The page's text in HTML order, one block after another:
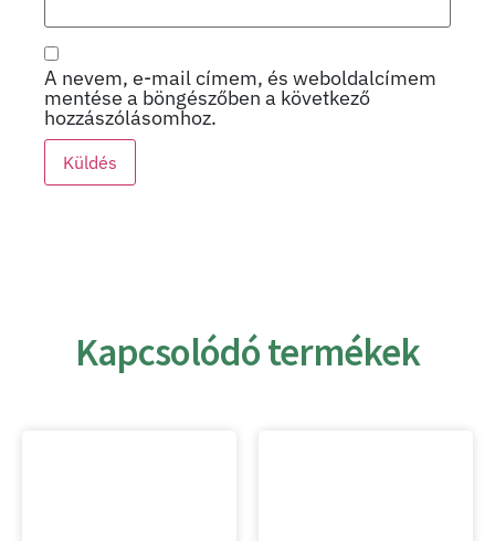
A nevem, e-mail címem, és weboldalcímem
mentése a böngészőben a következő
hozzászólásomhoz.
Kapcsolódó termékek